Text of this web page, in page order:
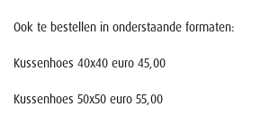
Ook te bestellen in onderstaande formaten:
Kussenhoes 40x40 euro 45,00
Kussenhoes 50x50 euro 55,00